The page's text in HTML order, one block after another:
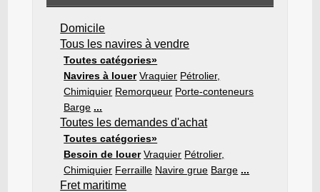
Domicile
Tous les navires à vendre
Toutes catégories»
Navires à louer Vraquier Pétrolier,
Chimiquier Remorqueur Porte-conteneurs
Barge ...
Toutes les demandes d'achat
Toutes catégories»
Besoin de louer Vraquier Pétrolier,
Chimiquier Ferraille Navire grue Barge ...
Fret maritime